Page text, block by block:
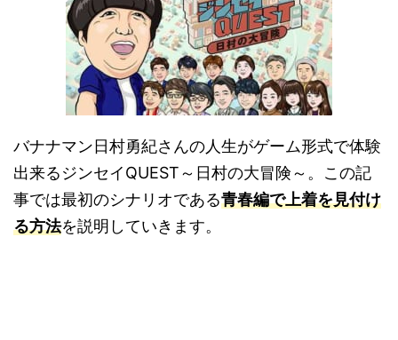
バナナマン日村勇紀さんの人生がゲーム形式で体験
出来るジンセイQUEST～日村の大冒険～。この記
事では最初のシナリオである青春編で上着を見付け
る方法を説明していきます。